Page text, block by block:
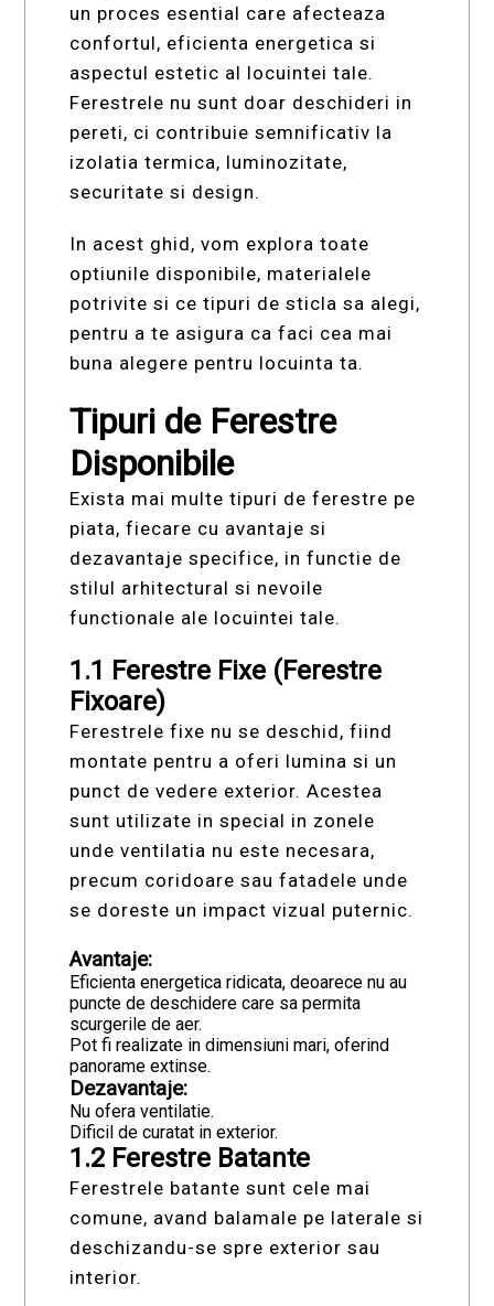
un proces esential care afecteaza
confortul, eficienta energetica si
aspectul estetic al locuintei tale.
Ferestrele nu sunt doar deschideri in
pereti, ci contribuie semnificativ la
izolatia termica, luminozitate,
securitate si design.
In acest ghid, vom explora toate
optiunile disponibile, materialele
potrivite si ce tipuri de sticla sa alegi,
pentru a te asigura ca faci cea mai
buna alegere pentru locuinta ta.
Tipuri de Ferestre
Disponibile
Exista mai multe tipuri de ferestre pe
piata, fiecare cu avantaje si
dezavantaje specifice, in functie de
stilul arhitectural si nevoile
functionale ale locuintei tale.
1.1 Ferestre Fixe (Ferestre
Fixoare)
Ferestrele fixe nu se deschid, fiind
montate pentru a oferi lumina si un
punct de vedere exterior. Acestea
sunt utilizate in special in zonele
unde ventilatia nu este necesara,
precum coridoare sau fatadele unde
se doreste un impact vizual puternic.
Avantaje:
Eficienta energetica ridicata, deoarece nu au
puncte de deschidere care sa permita
scurgerile de aer.
Pot fi realizate in dimensiuni mari, oferind
panorame extinse.
Dezavantaje:
Nu ofera ventilatie.
Dificil de curatat in exterior.
1.2 Ferestre Batante
Ferestrele batante sunt cele mai
comune, avand balamale pe laterale si
deschizandu-se spre exterior sau
interior.